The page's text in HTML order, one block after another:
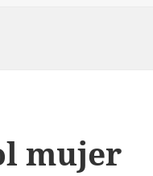
mujer